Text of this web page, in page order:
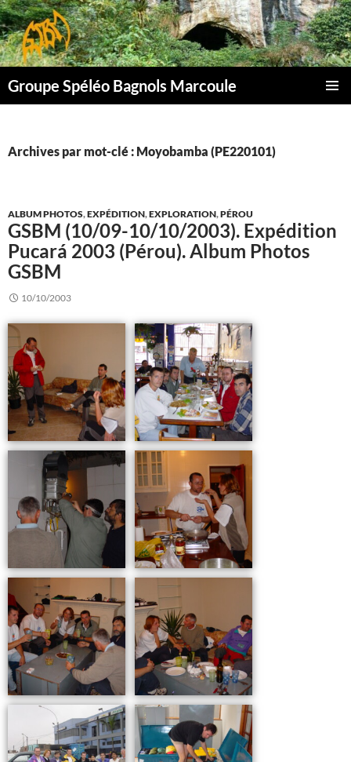
Aller
au
contenu
Groupe Spéléo Bagnols Marcoule
Archives par mot-clé : Moyobamba (PE220101)
ALBUM PHOTOS,EXPÉDITION,EXPLORATION,PÉROU
GSBM (10/09-10/10/2003). Expédition
Pucará 2003 (Pérou). Album Photos
GSBM
10/10/2003